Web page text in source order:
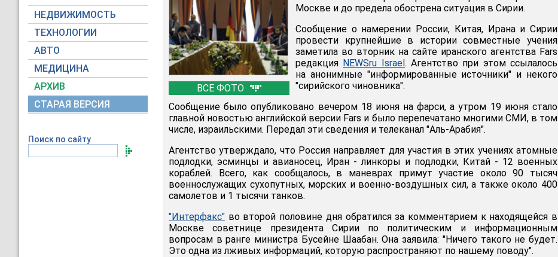
НЕДВИЖИМОСТЬ
ТЕХНОЛОГИИ
АВТО
МЕДИЦИНА
АРХИВ
СТАРАЯ ВЕРСИЯ
Поиск по сайту
ВСЕ ФОТО
Москве и до предела обострена ситуация в Сирии.
Сообщение о намерении России, Китая, Ирана и Сирии
провести крупнейшие в истории совместные учения
заметила во вторник на сайте иранского агентства Fars
редакция NEWSru Israel. Агентство при этом ссылалось
на анонимные "информированные источники" и некого
"сирийского чиновника".
Сообщение было опубликовано вечером 18 июня на фарси, а утром 19 июня стало
главной новостью английской версии Fars и было перепечатано многими СМИ, в том
числе, израильскими. Передал эти сведения и телеканал "Аль-Арабия".
Агентство утверждало, что Россия направляет для участия в этих учениях атомные
подлодки, эсминцы и авианосец, Иран - линкоры и подлодки, Китай - 12 военных
кораблей. Всего, как сообщалось, в маневрах примут участие около 90 тысяч
военнослужащих сухопутных, морских и военно-воздушных сил, а также около 400
самолетов и 1 тысячи танков.
"Интерфакс" во второй половине дня обратился за комментарием к находящейся в
Москве советнице президента Сирии по политическим и информационным
вопросам в ранге министра Бусейне Шаабан. Она заявила: "Ничего такого не будет.
Это одна из лживых информаций, которую распространяют по нашему поводу".